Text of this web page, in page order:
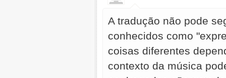
A tradução não pode
conhecidos como
coisas diferentes
contexto da música